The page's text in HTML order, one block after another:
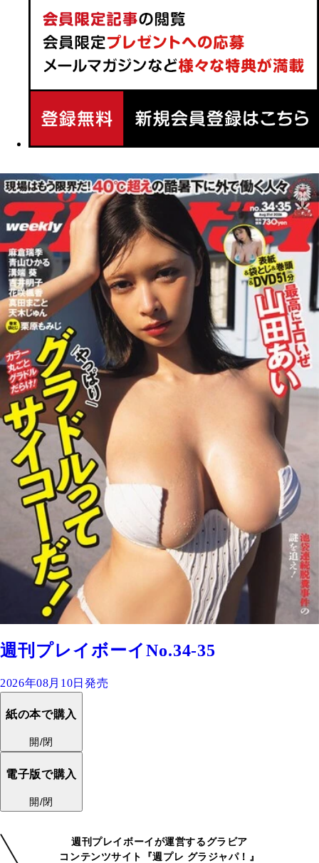
週刊プレイボーイNo.34-35
2026年08月10日発売
紙の本で購入
開/閉
電子版で購入
開/閉
週刊プレイボーイが運営するグラビア
コンテンツサイト『週プレ グラジャパ！』